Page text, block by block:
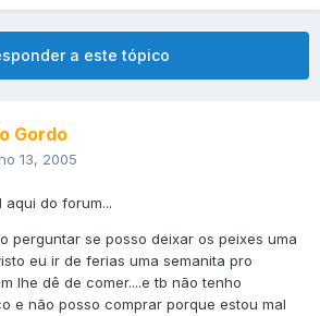
a este tópico
Gordo
13, 2005
do forum...
perguntar se posso deixar os peixes uma
eu ir de ferias uma semanita pro
lhe dê de comer....e tb não tenho
e não posso comprar porque estou mal